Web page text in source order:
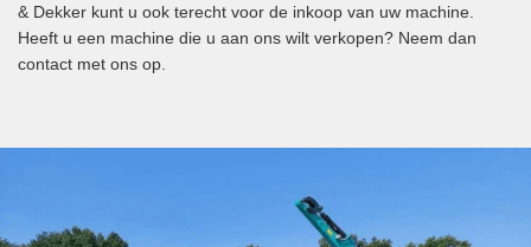
& Dekker kunt u ook terecht voor de inkoop van uw machine.
Heeft u een machine die u aan ons wilt verkopen? Neem dan
contact met ons op.